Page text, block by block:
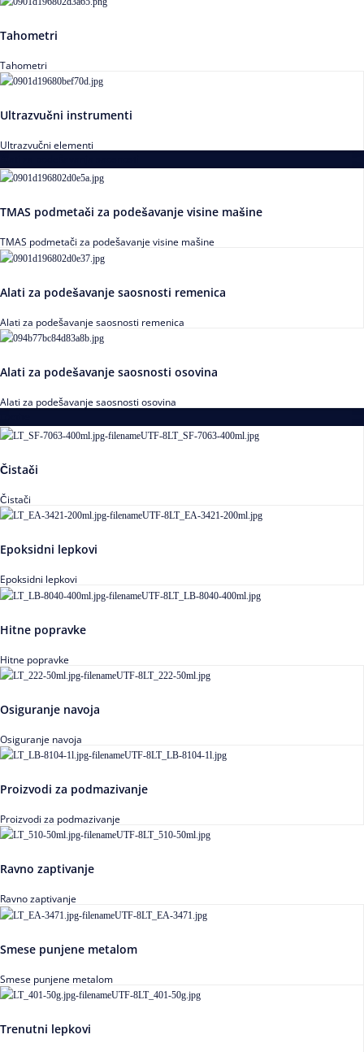
Tahometri
Tahometri
Ultrazvučni instrumenti
Ultrazvučni elementi
TMAS podmetači za podešavanje visine mašine
TMAS podmetači za podešavanje visine mašine
Alati za podešavanje saosnosti remenica
Alati za podešavanje saosnosti remenica
Alati za podešavanje saosnosti osovina
Alati za podešavanje saosnosti osovina
Čistači
Čistači
Epoksidni lepkovi
Epoksidni lepkovi
Hitne popravke
Hitne popravke
Osiguranje navoja
Osiguranje navoja
Proizvodi za podmazivanje
Proizvodi za podmazivanje
Ravno zaptivanje
Ravno zaptivanje
Smese punjene metalom
Smese punjene metalom
Trenutni lepkovi